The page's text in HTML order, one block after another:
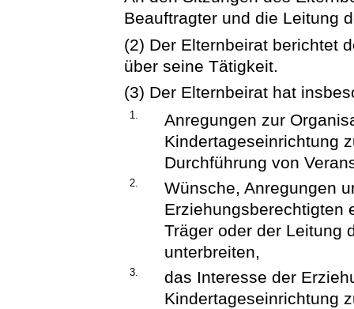
Beauftragter und die Leitung
(2) Der Elternbeirat berichtet
über seine Tätigkeit.
(3) Der Elternbeirat hat
1.
Anregungen zur
Kindertageseinrichtung
Durchführung von
2.
Wünsche, Anregungen
Erziehungsberechtigten
Träger oder der Leitung
unterbreiten,
3.
das Interesse der
Kindertageseinrichtung